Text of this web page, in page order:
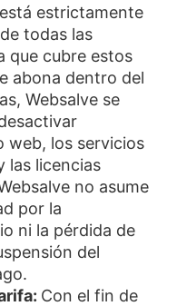
estrictamente
todas las
que cubre estos
abona dentro del
Websalve se
web, los servicios
las licencias
no asume
por la
ni la pérdida de
del
Con el fin de